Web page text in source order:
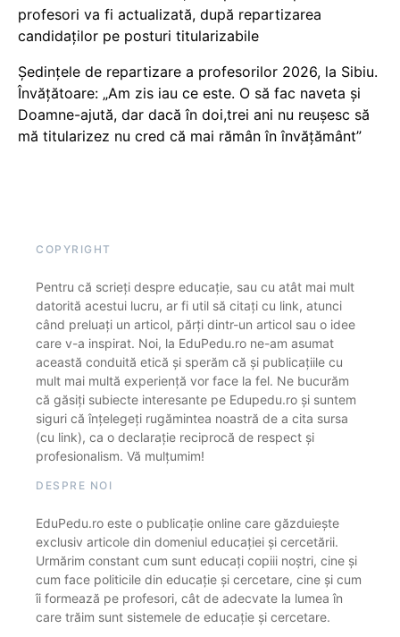
profesori va fi actualizată, după repartizarea
candidaților pe posturi titularizabile
Ședințele de repartizare a profesorilor 2026, la Sibiu.
Învățătoare: „Am zis iau ce este. O să fac naveta și
Doamne-ajută, dar dacă în doi,trei ani nu reușesc să
mă titularizez nu cred că mai rămân în învățământ”
COPYRIGHT
Pentru că scrieți despre educație, sau cu atât mai mult
datorită acestui lucru, ar fi util să citați cu link, atunci
când preluați un articol, părți dintr-un articol sau o idee
care v-a inspirat. Noi, la EduPedu.ro ne-am asumat
această conduită etică și sperăm că și publicațiile cu
mult mai multă experiență vor face la fel. Ne bucurăm
că găsiți subiecte interesante pe Edupedu.ro și suntem
siguri că înțelegeți rugămintea noastră de a cita sursa
(cu link), ca o declarație reciprocă de respect și
profesionalism. Vă mulțumim!
DESPRE NOI
EduPedu.ro este o publicație online care găzduiește
exclusiv articole din domeniul educației și cercetării.
Urmărim constant cum sunt educați copiii noștri, cine și
cum face politicile din educație și cercetare, cine și cum
îi formează pe profesori, cât de adecvate la lumea în
care trăim sunt sistemele de educație și cercetare.